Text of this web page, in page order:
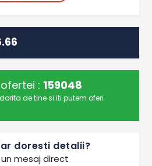
: 159048
de tine si iti putem oferi
doresti detalii?
mesaj direct